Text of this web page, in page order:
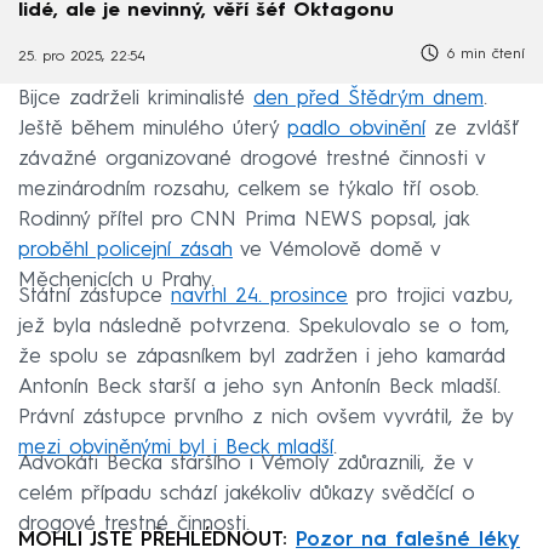
lidé, ale je nevinný, věří šéf Oktagonu
25. pro 2025, 22:54 6 min čtení
Bijce zadrželi kriminalisté den před Štědrým dnem.
Ještě během minulého úterý padlo obvinění ze zvlášť
závažné organizované drogové trestné činnosti v
mezinárodním rozsahu, celkem se týkalo tří osob.
Rodinný přítel pro CNN Prima NEWS popsal, jak
proběhl policejní zásah ve Vémolově domě v
Měchenicích u Prahy.
Státní zástupce navrhl 24. prosince pro trojici vazbu,
jež byla následně potvrzena. Spekulovalo se o tom,
že spolu se zápasníkem byl zadržen i jeho kamarád
Antonín Beck starší a jeho syn Antonín Beck mladší.
Právní zástupce prvního z nich ovšem vyvrátil, že by
mezi obviněnými byl i Beck mladší.
Advokáti Becka staršího i Vémoly zdůraznili, že v
celém případu schází jakékoliv důkazy svědčící o
drogové trestné činnosti.
MOHLI JSTE PŘEHLÉDNOUT:
Pozor na falešné léky